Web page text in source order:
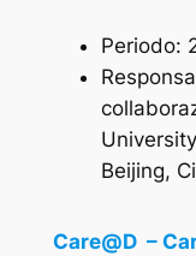
Periodo:
Beijing,
Care@D –